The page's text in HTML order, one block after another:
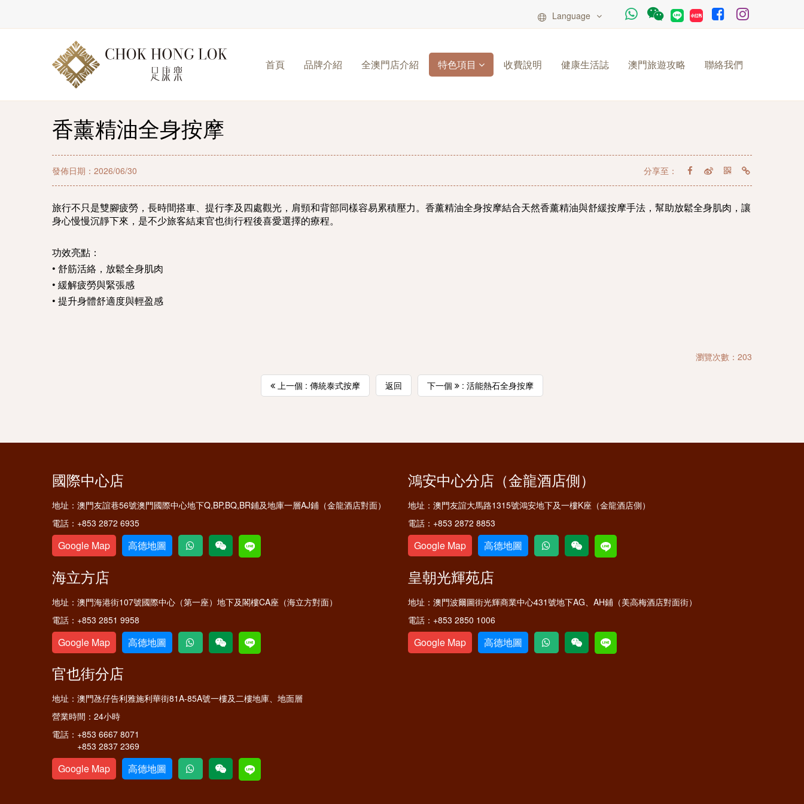
Language
首頁 品牌介紹 全澳門店介紹 特色項目 收費說明 健康生活誌 澳門旅遊攻略 聯絡我們
香薰精油全身按摩
發佈日期：2026/06/30 分享至：
旅行不只是雙腳疲勞，長時間搭車、提行李及四處觀光，肩頸和背部同樣容易累積壓力。香薰精油全身按摩結合天然香薰精油與舒緩按摩手法，幫助放鬆全身肌肉，讓
身心慢慢沉靜下來，是不少旅客結束官也街行程後喜愛選擇的療程。
功效亮點：
• 舒筋活絡，放鬆全身肌肉
• 緩解疲勞與緊張感
• 提升身體舒適度與輕盈感
瀏覽次數：203
上一個 : 傳統泰式按摩 返回 下一個 : 活能熱石全身按摩
國際中心店
地址： 澳門友誼巷56號澳門國際中心地下Q,BP,BQ,BR鋪及地庫一層AJ鋪（金龍酒店對面）
電話： +853 2872 6935
Google Map 高德地圖
鴻安中心分店（金龍酒店側）
地址： 澳門友誼大馬路1315號鴻安地下及一樓K座（金龍酒店側）
電話： +853 2872 8853
Google Map 高德地圖
海立方店
地址： 澳門海港街107號國際中心（第一座）地下及閣樓CA座（海立方對面）
電話： +853 2851 9958
Google Map 高德地圖
皇朝光輝苑店
地址： 澳門波爾圖街光輝商業中心431號地下AG、AH鋪（美高梅酒店對面街）
電話： +853 2850 1006
Google Map 高德地圖
官也街分店
地址： 澳門氹仔告利雅施利華街81A-85A號一樓及二樓地庫、地面層
營業時間： 24小時
電話： +853 6667 8071
+853 2837 2369
Google Map 高德地圖